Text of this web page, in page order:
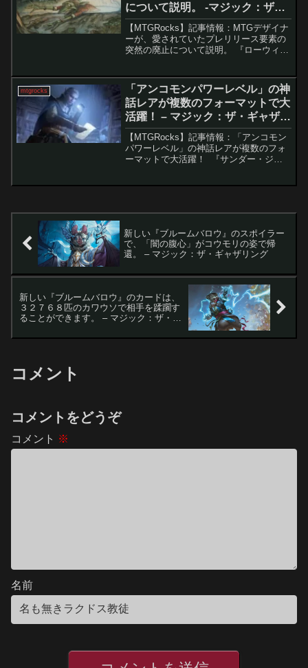
について説明。 -マジック：ザ・
ギャザリング
【MTGRocks】記事情報：MTGデザイナ
ーが、愛されていたプレリリース要素の
突然の廃止について説明。 『ローウィン
カードの不備や仕様変更が原因で、多く
のプレイヤーに...
mtgrocks
「アンコモンパワーレベル」の神
話レアが複数のフォーマットで大
活躍！ – マジック：ザ・ギャザリ
ング
【MTGRocks】記事情報：「アンコモン
パワーレベル」の神話レアが複数のフォ
ーマットで大活躍！ 『サンダー・ジャ
新しい『ブルームバロウ』のスポイラー
で、「闇の腹心」がコウモリの姿で帰
還。 – マジック：ザ・ギャザリング
新しい『ブルームバロウ』のカードは、
３２７６８匹のカワウソで相手を蹂躙す
ることができます。 – マジック：ザ・ギ
コメント
コメントをどうぞ
コメント ※
名前